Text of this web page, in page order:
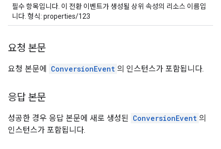
필수 항목입니다. 이 전환 이벤트가 생성될 상위 속성의 리소스 이름입
니다. 형식: properties/123
요청 본문
요청 본문에 ConversionEvent 의 인스턴스가 포함됩니다.
응답 본문
성공한 경우 응답 본문에 새로 생성된 ConversionEvent 의
인스턴스가 포함됩니다.